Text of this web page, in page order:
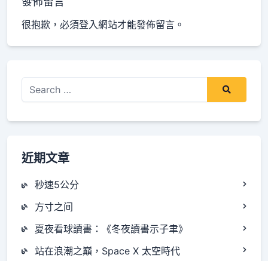
很抱歉，必須登入網站才能發佈留言。
Search
for:
近期文章
秒速5公分
方寸之间
夏夜看球讀書：《冬夜讀書示子聿》
站在浪潮之巔，Space X 太空時代